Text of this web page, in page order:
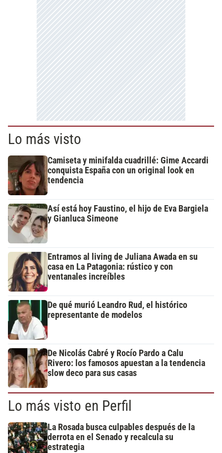
Lo más visto
Camiseta y minifalda cuadrillé: Gime Accardi
conquista España con un original look en
tendencia
Así está hoy Faustino, el hijo de Eva Bargiela
y Gianluca Simeone
Entramos al living de Juliana Awada en su
casa en La Patagonia: rústico y con
ventanales increíbles
De qué murió Leandro Rud, el histórico
representante de modelos
De Nicolás Cabré y Rocío Pardo a Calu
Rivero: los famosos apuestan a la tendencia
slow deco para sus casas
Lo más visto en Perfil
La Rosada busca culpables después de la
derrota en el Senado y recalcula su
estrategia